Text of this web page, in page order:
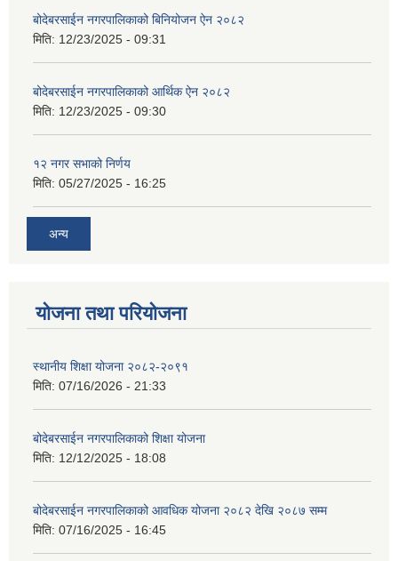
बोदेबरसाईन नगरपालिकाको बिनियोजन ऐन २०८२
मिति: 12/23/2025 - 09:31
बोदेबरसाईन नगरपालिकाको आर्थिक ऐन २०८२
मिति: 12/23/2025 - 09:30
१२ नगर सभाको निर्णय
मिति: 05/27/2025 - 16:25
अन्य
योजना तथा परियोजना
स्थानीय शिक्षा योजना २०८२-२०९१
मिति: 07/16/2026 - 21:33
बोदेबरसाईन नगरपालिकाको शिक्षा योजना
मिति: 12/12/2025 - 18:08
बोदेबरसाईन नगरपालिकाको आवधिक योजना २०८२ देखि २०८७ सम्म
मिति: 07/16/2025 - 16:45